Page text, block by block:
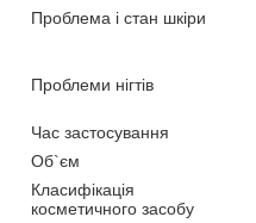
Проблема і стан шкіри
Проблеми нігтів
Час застосування
Об`єм
Класифікація
косметичного засобу